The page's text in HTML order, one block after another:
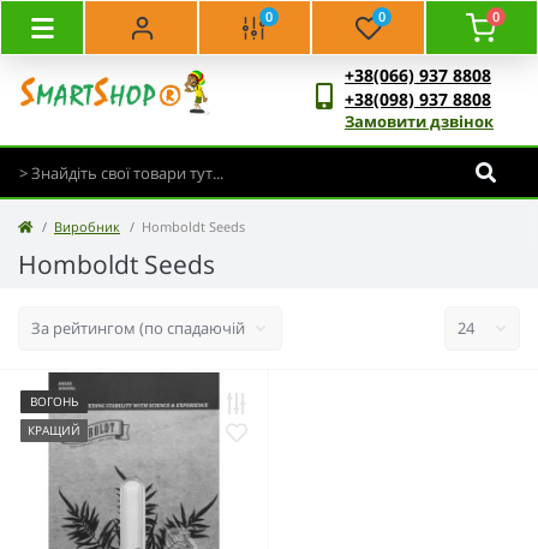
0 0 0
+38(066) 937 8808
+38(098) 937 8808
Замовити дзвінок
Виробник Homboldt Seeds
Homboldt Seeds
ВОГОНЬ
КРАЩИЙ